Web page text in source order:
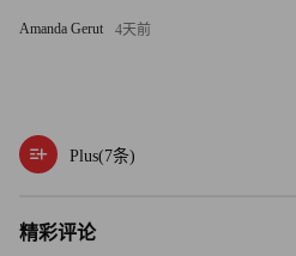
期间的运营成本将达到4,800万
助资金的一半。在谁来填补这
中文网）
Amanda Gerut 4天前
Plus(7条)
精彩评论